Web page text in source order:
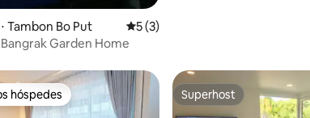
de 5, 49 avaliações
Tambon Bo Put 5 de uma avaliação média de 5, 3
5 (3)
Garden Home
hóspedes
hóspedes Superhost
Superhost